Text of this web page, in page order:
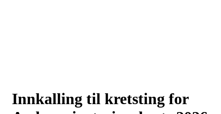
Innkalling til kretsting for